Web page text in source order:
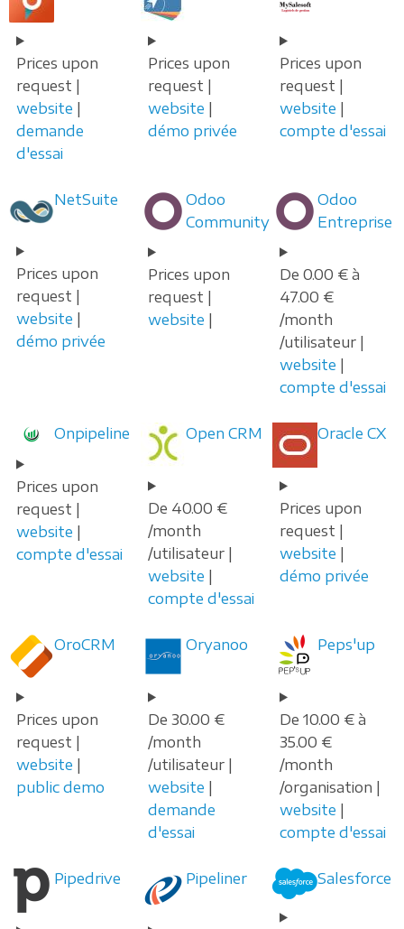
Prices upon
request |
website |
demande
d'essai
Prices upon
request |
website |
démo privée
Prices upon
request |
website |
compte d'essai
NetSuite
Prices upon
request |
website |
démo privée
Odoo
Community
Prices upon
request |
website |
Odoo
Entreprise
De 0.00 € à
47.00 €
/month
/utilisateur |
website |
compte d'essai
Onpipeline
Prices upon
request |
website |
compte d'essai
Open CRM
De 40.00 €
/month
/utilisateur |
website |
compte d'essai
Oracle CX
Prices upon
request |
website |
démo privée
OroCRM
Prices upon
request |
website |
public demo
Oryanoo
De 30.00 €
/month
/utilisateur |
website |
demande
d'essai
Peps'up
De 10.00 € à
35.00 €
/month
/organisation |
website |
compte d'essai
Pipedrive Pipeliner Salesforce